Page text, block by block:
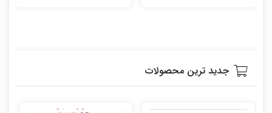
جدید ترین محصولات